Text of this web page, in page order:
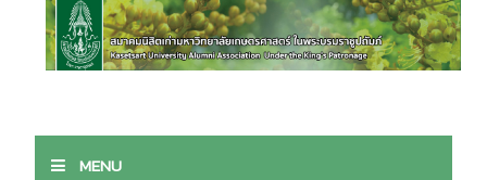
MENU